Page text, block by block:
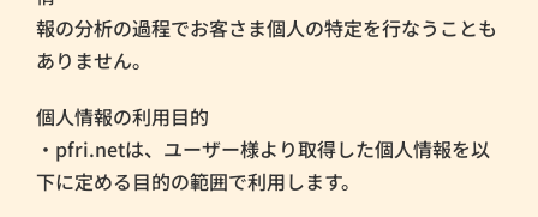
報の分析の過程でお客さま個人の特定を行なうことも
ありません。
個人情報の利用目的
・pfri.netは、ユーザー様より取得した個人情報を以
下に定める目的の範囲で利用します。